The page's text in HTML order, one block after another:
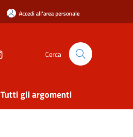
Accedi all'area personale
Cerca
Tutti gli argomenti